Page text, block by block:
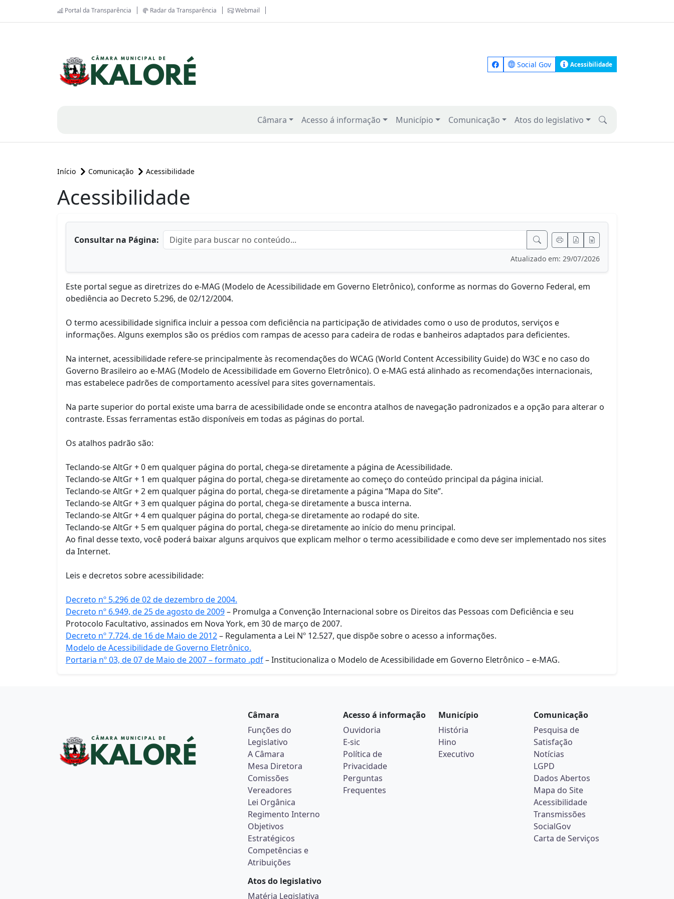
Portal da Transparência Radar da Transparência Webmail
Social Gov Acessibilidade
Câmara Acesso á informação Município Comunicação Atos do legislativo
Início Comunicação Acessibilidade
conteúdo principalAcessibilidade
Consultar na Página:
Atualizado em: 29/07/2026
Este portal segue as diretrizes do e-MAG (Modelo de Acessibilidade em Governo Eletrônico), conforme as normas do Governo Federal, em
obediência ao Decreto 5.296, de 02/12/2004.
O termo acessibilidade significa incluir a pessoa com deficiência na participação de atividades como o uso de produtos, serviços e
informações. Alguns exemplos são os prédios com rampas de acesso para cadeira de rodas e banheiros adaptados para deficientes.
Na internet, acessibilidade refere-se principalmente às recomendações do WCAG (World Content Accessibility Guide) do W3C e no caso do
Governo Brasileiro ao e-MAG (Modelo de Acessibilidade em Governo Eletrônico). O e-MAG está alinhado as recomendações internacionais,
mas estabelece padrões de comportamento acessível para sites governamentais.
Na parte superior do portal existe uma barra de acessibilidade onde se encontra atalhos de navegação padronizados e a opção para alterar o
contraste. Essas ferramentas estão disponíveis em todas as páginas do portal.
Os atalhos padrão são:
Teclando-se AltGr + 0 em qualquer página do portal, chega-se diretamente a página de Acessibilidade.
Teclando-se AltGr + 1 em qualquer página do portal, chega-se diretamente ao começo do conteúdo principal da página inicial.
Teclando-se AltGr + 2 em qualquer página do portal, chega-se diretamente a página “Mapa do Site”.
Teclando-se AltGr + 3 em qualquer página do portal, chega-se diretamente a busca interna.
Teclando-se AltGr + 4 em qualquer página do portal, chega-se diretamente ao rodapé do site.
Teclando-se AltGr + 5 em qualquer página do portal, chega-se diretamente ao início do menu principal.
Ao final desse texto, você poderá baixar alguns arquivos que explicam melhor o termo acessibilidade e como deve ser implementado nos sites
da Internet.
Leis e decretos sobre acessibilidade:
Decreto nº 5.296 de 02 de dezembro de 2004.
Decreto nº 6.949, de 25 de agosto de 2009– Promulga a Convenção Internacional sobre os Direitos das Pessoas com Deficiência e seu
Protocolo Facultativo, assinados em Nova York, em 30 de março de 2007.
Decreto nº 7.724, de 16 de Maio de 2012– Regulamenta a Lei Nº 12.527, que dispõe sobre o acesso a informações.
Modelo de Acessibilidade de Governo Eletrônico.
Portaria nº 03, de 07 de Maio de 2007 – formato .pdf– Institucionaliza o Modelo de Acessibilidade em Governo Eletrônico – e-MAG.
Câmara
Funções do
Legislativo
A Câmara
Mesa Diretora
Comissões
Vereadores
Lei Orgânica
Regimento Interno
Objetivos
Estratégicos
Competências e
Atribuições
Acesso á informação
Ouvidoria
E-sic
Política de
Privacidade
Perguntas
Frequentes
Município
História
Hino
Executivo
Comunicação
Pesquisa de
Satisfação
Notícias
LGPD
Dados Abertos
Mapa do Site
Acessibilidade
Transmissões
SocialGov
Carta de Serviços
Atos do legislativo
Matéria Legislativa